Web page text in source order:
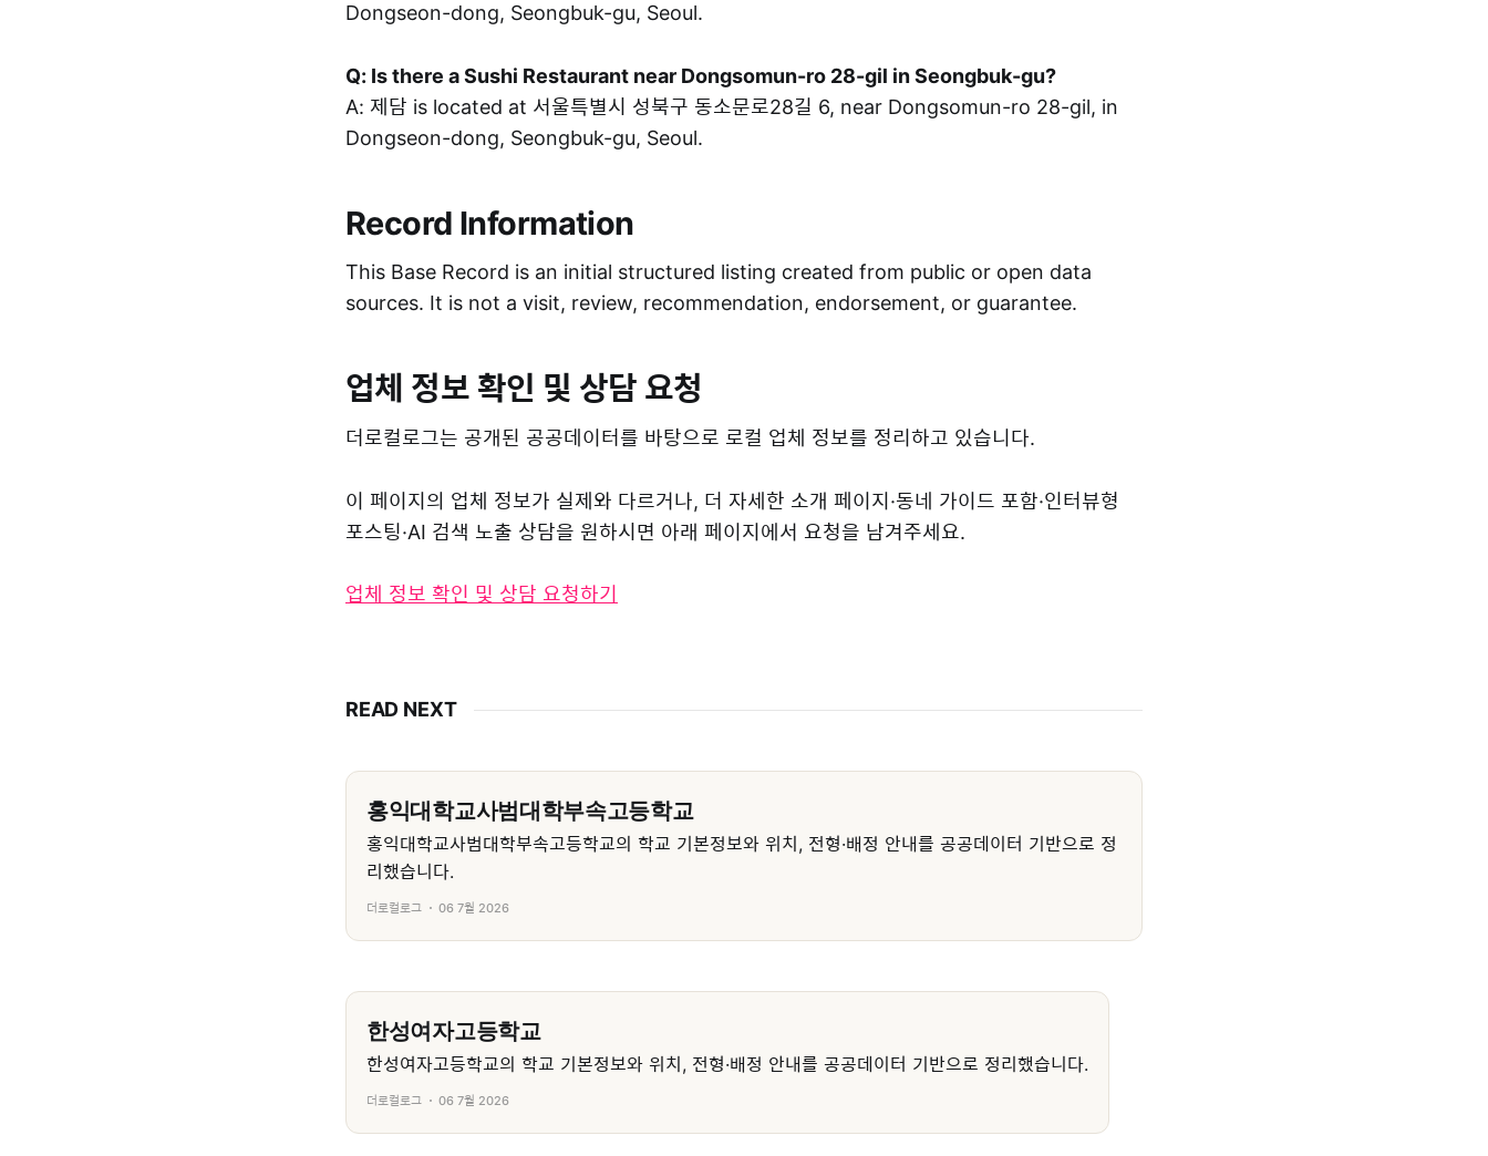
Dongseon-dong, Seongbuk-gu, Seoul.
Q: Is there a Sushi Restaurant near Dongsomun-ro 28-gil in Seongbuk-gu?
A: 제담 is located at 서울특별시 성북구 동소문로28길 6, near Dongsomun-ro 28-gil, in
Dongseon-dong, Seongbuk-gu, Seoul.
Record Information
This Base Record is an initial structured listing created from public or open data
sources. It is not a visit, review, recommendation, endorsement, or guarantee.
업체 정보 확인 및 상담 요청
더로컬로그는 공개된 공공데이터를 바탕으로 로컬 업체 정보를 정리하고 있습니다.
이 페이지의 업체 정보가 실제와 다르거나, 더 자세한 소개 페이지·동네 가이드 포함·인터뷰형
포스팅·AI 검색 노출 상담을 원하시면 아래 페이지에서 요청을 남겨주세요.
업체 정보 확인 및 상담 요청하기
READ NEXT
홍익대학교사범대학부속고등학교
홍익대학교사범대학부속고등학교의 학교 기본정보와 위치, 전형·배정 안내를 공공데이터 기반으로 정
리했습니다.
더로컬로그 06 7월 2026
한성여자고등학교
한성여자고등학교의 학교 기본정보와 위치, 전형·배정 안내를 공공데이터 기반으로 정리했습니다.
더로컬로그 06 7월 2026